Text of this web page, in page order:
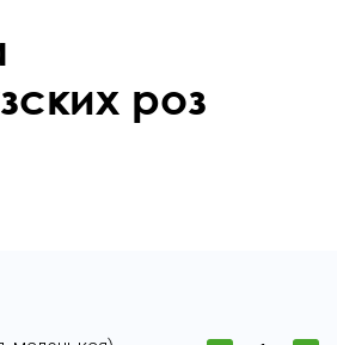
роз